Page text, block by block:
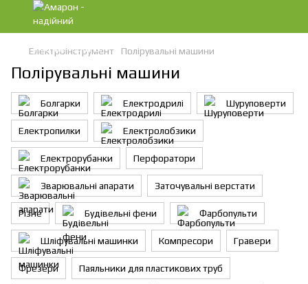
Електроінструмент Полірувальні машини
Полірувальні машини
Болгарки Електродрилі Шуруповерти
Електропилки Електролобзики
Електрорубанки Перфоратори
Зварювальні апарати Заточувальні верстати
Різне Будівельні фени Фарбопульти
Шліфувальні машинки Компресори Гравери
Фрезери Паяльники для пластикових труб